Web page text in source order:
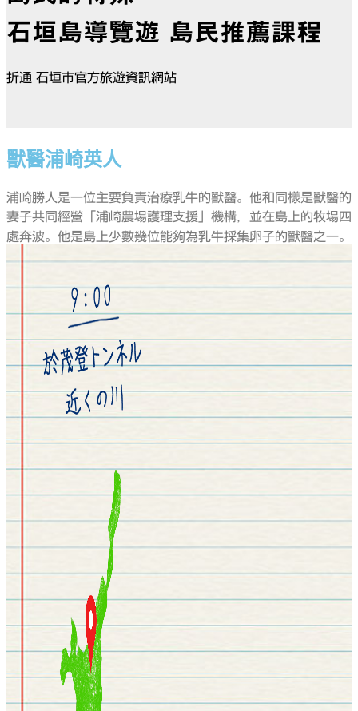
石垣島導覽遊 島民推薦課程
折通 石垣市官方旅遊資訊網站
獸醫浦崎英人
浦崎勝人是一位主要負責治療乳牛的獸醫。他和同樣是獸醫的
妻子共同經營「浦崎農場護理支援」機構，並在島上的牧場四
處奔波。他是島上少數幾位能夠為乳牛採集卵子的獸醫之一。